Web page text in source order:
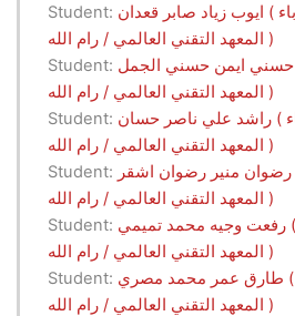
Student: ايوب زياد صابر قعدان ( كهرباء.S2.2023 -
المعهد التقني العالمي / رام الله )
Student: حسني ايمن حسني الجمل ( كهرباء.S2.2023 -
المعهد التقني العالمي / رام الله )
Student: راشد علي ناصر حسان ( كهرباء.S2.2023 -
المعهد التقني العالمي / رام الله )
Student: رضوان منير رضوان اشقر ( كهرباء.S2.2023 -
المعهد التقني العالمي / رام الله )
Student: رفعت وجيه محمد تميمي ( كهرباء.S2.2023 -
المعهد التقني العالمي / رام الله )
Student: طارق عمر محمد مصري ( كهرباء.S2.2023 -
المعهد التقني العالمي / رام الله )